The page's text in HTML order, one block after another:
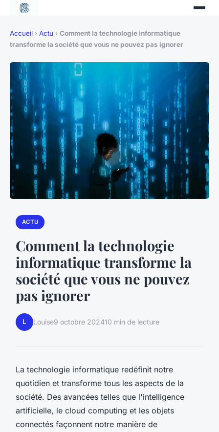
Accueil › Actu › Comment la technologie informatique
transforme la société que vous ne pouvez pas ignorer
ACTU
Comment la technologie
informatique transforme la
société que vous ne pouvez
pas ignorer
L Louise9 octobre 202410 min de lecture
La technologie informatique redéfinit notre
quotidien et transforme tous les aspects de la
société. Des avancées telles que l'intelligence
artificielle, le cloud computing et les objets
connectés façonnent notre manière de